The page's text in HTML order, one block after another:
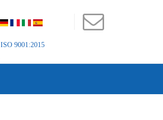
ISO 9001:2015